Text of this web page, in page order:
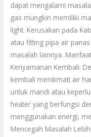
dapat mengalami
gas mungkin memiliki
light. Kerusakan pada
atau fitting pipa air
masalah lainnya.
Kenyamanan Kembali:
kembali menikmati air
untuk mandi atau
heater yang berfungsi
menggunakan energi,
Mencegah Masalah